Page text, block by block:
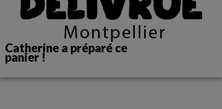
Catherine a préparé ce
panier !